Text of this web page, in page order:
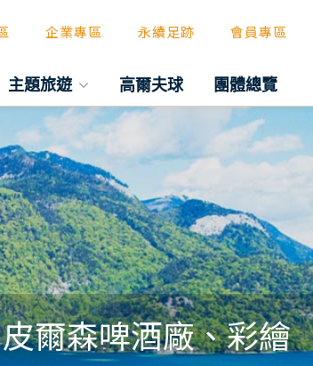
企業專區 永續足跡 會員專區
主題旅遊 高爾夫球 團體總覽
爾森啤酒廠、彩繪